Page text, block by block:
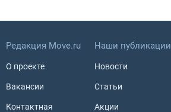
Редакция Move.ru
О проекте
Вакансии
Контактная
Наши публикации
Новости
Статьи
Акции